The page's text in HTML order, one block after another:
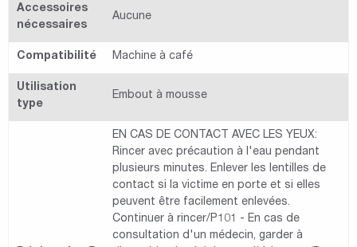
Accessoires
nécessaires
Aucune
Compatibilité Machine à café
Utilisation
type
Embout à mousse
EN CAS DE CONTACT AVEC LES YEUX:
Rincer avec précaution à l'eau pendant
plusieurs minutes. Enlever les lentilles de
contact si la victime en porte et si elles
peuvent être facilement enlevées.
Continuer à rincer/P101 - En cas de
consultation d'un médecin, garder à